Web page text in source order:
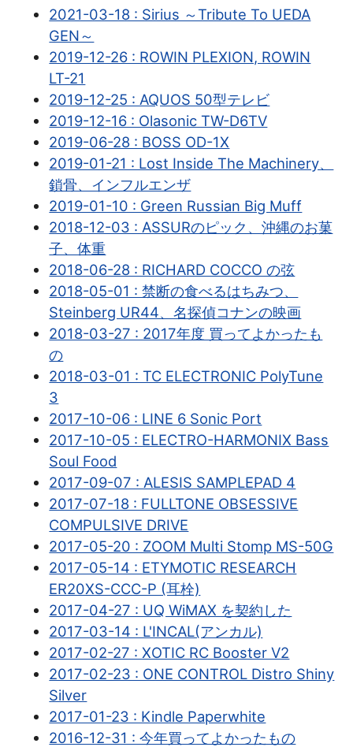
2021-03-18 : Sirius ～Tribute To UEDA
GEN～
2019-12-26 : ROWIN PLEXION, ROWIN
LT-21
2019-12-25 : AQUOS 50型テレビ
2019-12-16 : Olasonic TW-D6TV
2019-06-28 : BOSS OD-1X
2019-01-21 : Lost Inside The Machinery、
鎖骨、インフルエンザ
2019-01-10 : Green Russian Big Muff
2018-12-03 : ASSURのピック、沖縄のお菓
子、体重
2018-06-28 : RICHARD COCCO の弦
2018-05-01 : 禁断の食べるはちみつ、
Steinberg UR44、名探偵コナンの映画
2018-03-27 : 2017年度 買ってよかったも
の
2018-03-01 : TC ELECTRONIC PolyTune
3
2017-10-06 : LINE 6 Sonic Port
2017-10-05 : ELECTRO-HARMONIX Bass
Soul Food
2017-09-07 : ALESIS SAMPLEPAD 4
2017-07-18 : FULLTONE OBSESSIVE
COMPULSIVE DRIVE
2017-05-20 : ZOOM Multi Stomp MS-50G
2017-05-14 : ETYMOTIC RESEARCH
ER20XS-CCC-P (耳栓)
2017-04-27 : UQ WiMAX を契約した
2017-03-14 : L'INCAL(アンカル)
2017-02-27 : XOTIC RC Booster V2
2017-02-23 : ONE CONTROL Distro Shiny
Silver
2017-01-23 : Kindle Paperwhite
2016-12-31 : 今年買ってよかったもの